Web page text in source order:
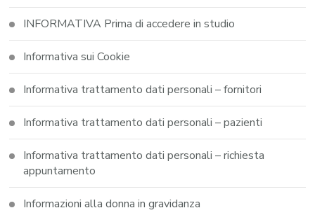
INFORMATIVA Prima di accedere in studio
Informativa sui Cookie
Informativa trattamento dati personali – fornitori
Informativa trattamento dati personali – pazienti
Informativa trattamento dati personali – richiesta
appuntamento
Informazioni alla donna in gravidanza